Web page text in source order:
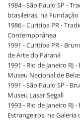
1984 - São Paulo SP -
brasileiras, na
1986 - Curitiba PR -
Contemporânea
1991 - Curitiba PR -
de Arte do Paraná
1991 - Rio de Janeiro
Museu Nacional de
1991 - São Paulo SP -
Museu Lasar Segall
1993 - Rio de Janeiro RJ
Estrangeiros, na Galeria